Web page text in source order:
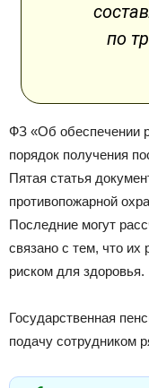
по
ФЗ «Об обеспечении
порядок получения
Пятая статья
противопожарной
Последние могут
связано с тем, что
риском для здоровья.
Государственная
подачу сотрудником